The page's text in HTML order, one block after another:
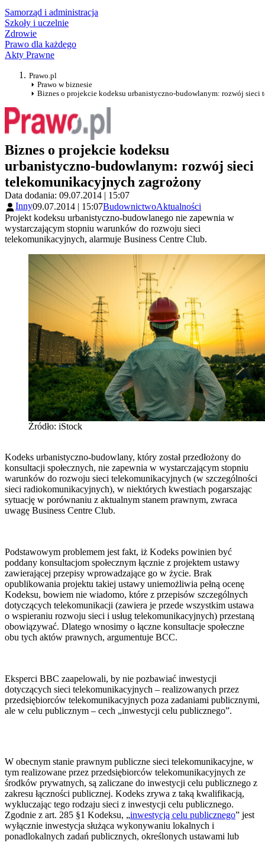
Samorząd i administracja
Szkoły i uczelnie
Zdrowie
Prawo dla każdego
Akty Prawne
Prawo.pl
Prawo w biznesie
Biznes o projekcie kodeksu urbanistyczno-budowlanym: rozwój
Biznes o projekcie kodeksu
urbanistyczno-budowlanym: rozwój sieci
telekomunikacyjnych zagrożony
Data dodania: 09.07.2014 | 15:07
Inny09.07.2014 | 15:07BudownictwoAktualności
Projekt kodeksu urbanistyczno-budowlanego nie zapewnia w
wystarczającym stopniu warunków do rozwoju sieci
telekomunikacyjnych, alarmuje Business Centre Club.
Źródło: iStock
Kodeks urbanistyczno-budowlany, który został przedłożony do
konsultacji społecznych, nie zapewnia w wystarczającym stopniu
warunków do rozwoju sieci telekomunikacyjnych (w szczególności
sieci radiokomunikacyjnych), w niektórych kwestiach pogarszając
sytuację w porównaniu z aktualnym stanem prawnym, zwraca
uwagę Business Centre Club.
Podstawowym problemem jest fakt, iż Kodeks powinien być
poddany konsultacjom społecznym łącznie z projektem ustawy
zawierającej przepisy wprowadzające go w życie. Brak
opublikowania projektu takiej ustawy uniemożliwia pełną ocenę
Kodeksu, bowiem nie wiadomo, które z przepisów szczególnych
dotyczących telekomunikacji (zawiera je przede wszystkim ustawa
o wspieraniu rozwoju sieci i usług telekomunikacyjnych) przestaną
obowiązywać. Dlatego wnosimy o łączne konsultacje społeczne
obu tych aktów prawnych, argumentuje BCC.
Eksperci BBC zaapelowali, by nie pozbawiać inwestycji
dotyczących sieci telekomunikacyjnych – realizowanych przez
przedsiębiorców telekomunikacyjnych poza zadaniami publicznymi,
ale w celu publicznym – cech „inwestycji celu publicznego”.
W obecnym stanie prawnym publiczne sieci telekomunikacyjne, w
tym realizowane przez przedsiębiorców telekomunikacyjnych ze
środków prywatnych, są zaliczane do inwestycji celu publicznego z
zakresu łączności publicznej. Kodeks zrywa z taką kwalifikacją,
wykluczając tego rodzaju sieci z inwestycji celu publicznego.
Zgodnie z art. 285 §1 Kodeksu, „inwestycją celu publicznego” jest
wyłącznie inwestycja służąca wykonywaniu lokalnych i
ponadlokalnych zadań publicznych, określonych ustawami lub